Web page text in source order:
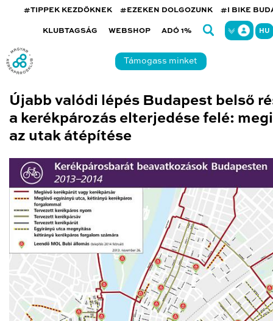
#TIPPEK KEZDŐKNEK #EZEKEN DOLGOZUNK #I BIKE
KLUBTAGSÁG WEBSHOP ADÓ 1% HU
Támogass minket
Újabb valódi lépés Budapest belső
a kerékpározás elterjedése felé:
az utak átépítése